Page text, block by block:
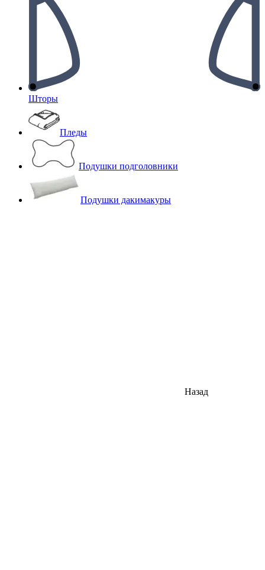
Шторы
Пледы
Подушки подголовники
Подушки дакимакуры
Назад